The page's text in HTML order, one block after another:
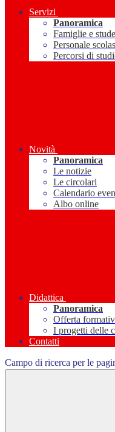
Servizi
Panoramica
Famiglie e
Personale
Percorsi di
Novità
Panoramica
Le notizie
Le circolari
Calendario
Albo online
Didattica
Panoramica
Offerta
I progetti delle
Contatti
Campo di ricerca per le